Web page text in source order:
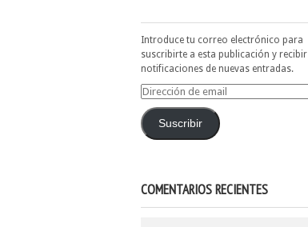
Introduce tu correo electrónico para
suscribirte a esta publicación y recibir
notificaciones de nuevas entradas.
Dirección
emailSuscribir
COMENTARIOS RECIENTES